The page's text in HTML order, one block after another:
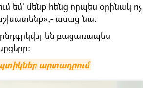
եմ` մենք հենց որպես օրինակ ոչ
ասաց նա։
են բացառապես
արտադրում